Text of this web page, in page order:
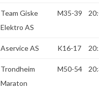
Team Giske
Elektro AS
M35-39
Aservice AS K16-17
Trondheim
Maraton
M50-54